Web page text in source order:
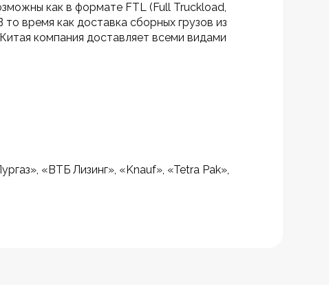
как в формате FTL (Full Truckload,
время как доставка сборных грузов из
компания доставляет всеми видами
«ВТБ Лизинг», «Knauf», «Tetra Pak»,